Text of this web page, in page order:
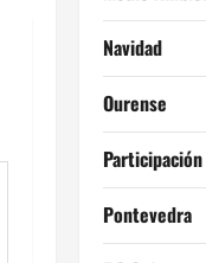
Navidad
Ourense
Pontevedra